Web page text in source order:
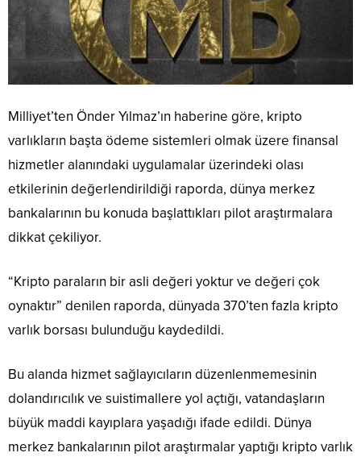
Milliyet’ten Önder Yılmaz’ın haberine göre, kripto
varlıkların başta ödeme sistemleri olmak üzere finansal
hizmetler alanındaki uygulamalar üzerindeki olası
etkilerinin değerlendirildiği raporda, dünya merkez
bankalarının bu konuda başlattıkları pilot araştırmalara
dikkat çekiliyor.
“Kripto paraların bir asli değeri yoktur ve değeri çok
oynaktır” denilen raporda, dünyada 370’ten fazla kripto
varlık borsası bulunduğu kaydedildi.
Bu alanda hizmet sağlayıcıların düzenlenmemesinin
dolandırıcılık ve suistimallere yol açtığı, vatandaşların
büyük maddi kayıplara yaşadığı ifade edildi. Dünya
merkez bankalarının pilot araştırmalar yaptığı kripto varlık